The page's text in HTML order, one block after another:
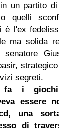
un partito
quelli
è l'ex
ma solida
segreti.
fa i giochi
essere
una
di